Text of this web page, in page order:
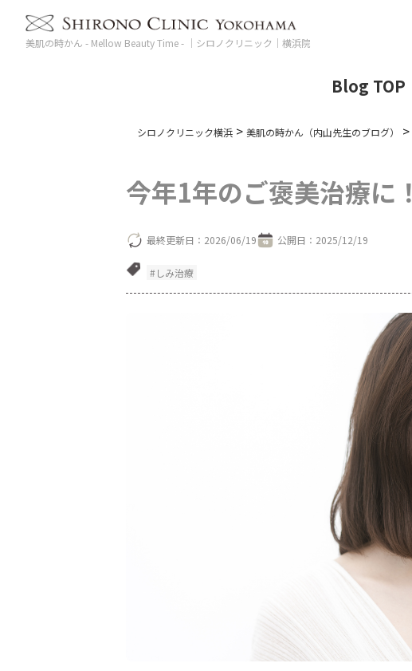
美肌の時かん - Mellow Beauty Time - ｜シロノクリニック｜横浜院
Blog TOP
シロノクリニック横浜 > 美肌の時かん（内山先生のブログ） >
今年1年のご褒美治療に！
最終更新日： 2026/06/19 公開日： 2025/12/19
#しみ治療